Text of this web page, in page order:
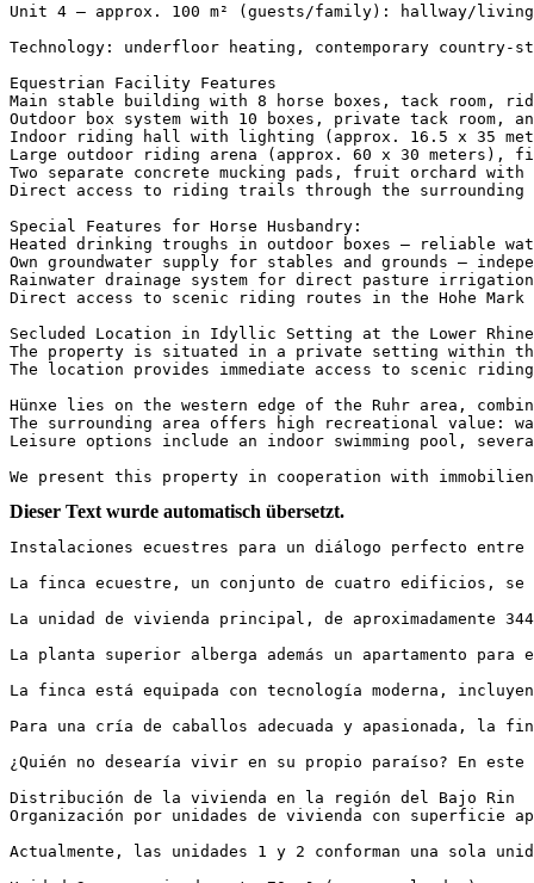
Unit 4 – approx. 100 m² (guests/family): hallway/
Technology: underfloor heating, contemporary
Equestrian Facility Features
Main stable building with 8 horse boxes, tack room,
Outdoor box system with 10 boxes, private tack room,
Indoor riding hall with lighting (approx. 16.5 x 35
Large outdoor riding arena (approx. 60 x 30
Two separate concrete mucking pads, fruit orchard
Direct access to riding trails through the surrounding
Special Features for Horse Husbandry:
Heated drinking troughs in outdoor boxes – reliable
Own groundwater supply for stables and grounds –
Rainwater drainage system for direct pasture
Direct access to scenic riding routes in the Hohe Mark
Secluded Location in Idyllic Setting at the Lower Rhine
The property is situated in a private setting within
The location provides immediate access to scenic
Hünxe lies on the western edge of the Ruhr area,
The surrounding area offers high recreational value:
Leisure options include an indoor swimming pool,
We present this property in cooperation with
Dieser Text wurde automatisch übersetzt.
Instalaciones ecuestres para un diálogo perfecto
La finca ecuestre, un conjunto de cuatro edificios, se
La unidad de vivienda principal, de aproximadamente
La planta superior alberga además un apartamento para
La finca está equipada con tecnología moderna,
Para una cría de caballos adecuada y apasionada, la
¿Quién no desearía vivir en su propio paraíso? En
Distribución de la vivienda en la región del Bajo Rin
Organización por unidades de vivienda con superficie
Actualmente, las unidades 1 y 2 conforman una sola